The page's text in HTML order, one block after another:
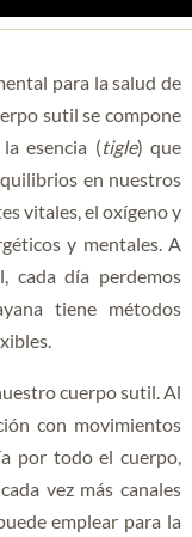
para la salud de
sutil se compone
esencia (tigle) que
en nuestros
vitales, el oxígeno y
y mentales. A
cada día perdemos
tiene métodos
cuerpo sutil. Al
con movimientos
por todo el cuerpo,
vez más canales
emplear para la